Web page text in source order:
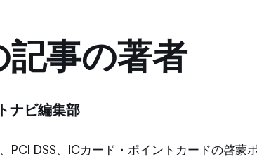
記事の著者
ナビ編集部
PCI DSS、ICカード・ポイントカードの啓蒙